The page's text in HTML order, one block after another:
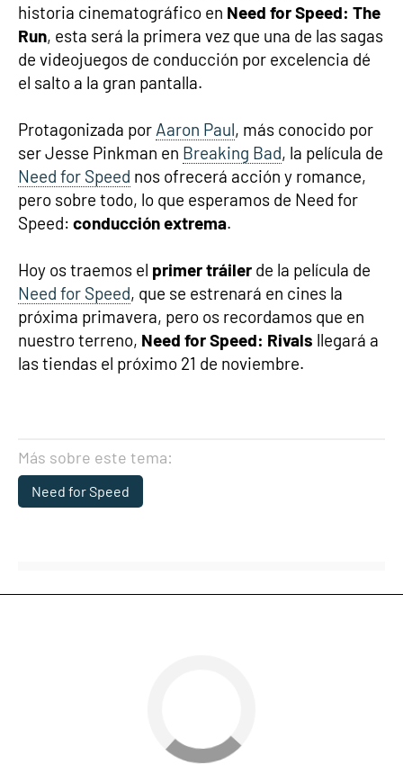
historia cinematográfico en Need for Speed: The
Run, esta será la primera vez que una de las sagas
de videojuegos de conducción por excelencia dé
el salto a la gran pantalla.
Protagonizada por Aaron Paul, más conocido por
ser Jesse Pinkman en Breaking Bad, la película de
Need for Speed nos ofrecerá acción y romance,
pero sobre todo, lo que esperamos de Need for
Speed: conducción extrema.
Hoy os traemos el primer tráiler de la película de
Need for Speed, que se estrenará en cines la
próxima primavera, pero os recordamos que en
nuestro terreno, Need for Speed: Rivals llegará a
las tiendas el próximo 21 de noviembre.
Más sobre este tema:
Need for Speed